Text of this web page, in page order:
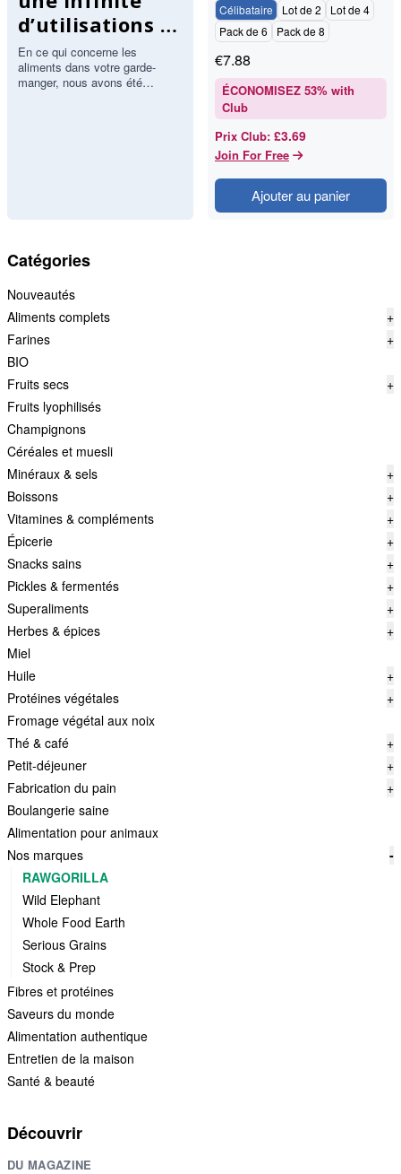
Catégories
Nouveautés
Aliments complets
+
Farines
+
BIO
Fruits secs
+
Fruits lyophilisés
Champignons
Céréales et muesli
Minéraux & sels
+
Boissons
+
Vitamines & compléments
+
Épicerie
+
Snacks sains
+
Pickles & fermentés
+
Superaliments
+
Herbes & épices
+
Miel
Huile
+
Protéines végétales
+
Fromage végétal aux noix
Thé & café
+
Petit-déjeuner
+
Fabrication du pain
+
Boulangerie saine
Alimentation pour animaux
Nos marques
-
RAWGORILLA
Wild Elephant
Whole Food Earth
Serious Grains
Stock & Prep
Fibres et protéines
Saveurs du monde
Alimentation authentique
Entretien de la maison
Santé & beauté
Découvrir
DU MAGAZINE
d’utilisations :
Les meilleurs
beurres de
noix.
En ce qui concerne les
aliments dans votre garde-
manger, nous avons été
Célibataire Lot de 2
Lot de 4
Pack de 6
Pack de 8
€7.88
ÉCONOMISEZ 53% with
Club
Prix Club: £3.69
Join For Free
Ajouter au panier